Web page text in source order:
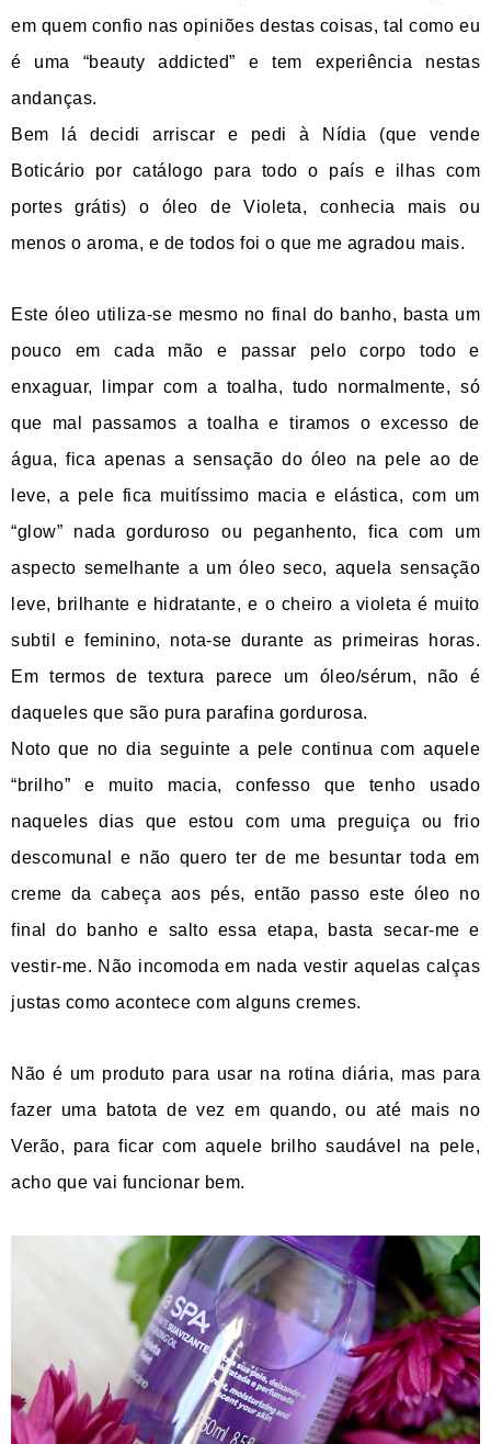
em quem confio nas opiniões destas coisas, tal como eu
é uma “beauty addicted” e tem experiência nestas
andanças.
Bem lá decidi arriscar e pedi à Nídia (que vende
Boticário por catálogo para todo o país e ilhas com
portes grátis) o óleo de Violeta, conhecia mais ou
menos o aroma, e de todos foi o que me agradou mais.
Este óleo utiliza-se mesmo no final do banho, basta um
pouco em cada mão e passar pelo corpo todo e
enxaguar, limpar com a toalha, tudo normalmente, só
que mal passamos a toalha e tiramos o excesso de
água, fica apenas a sensação do óleo na pele ao de
leve, a pele fica muitíssimo macia e elástica, com um
“glow” nada gorduroso ou peganhento, fica com um
aspecto semelhante a um óleo seco, aquela sensação
leve, brilhante e hidratante, e o cheiro a violeta é muito
subtil e feminino, nota-se durante as primeiras horas.
Em termos de textura parece um óleo/sérum, não é
daqueles que são pura parafina gordurosa.
Noto que no dia seguinte a pele continua com aquele
“brilho” e muito macia, confesso que tenho usado
naqueles dias que estou com uma preguiça ou frio
descomunal e não quero ter de me besuntar toda em
creme da cabeça aos pés, então passo este óleo no
final do banho e salto essa etapa, basta secar-me e
vestir-me. Não incomoda em nada vestir aquelas calças
justas como acontece com alguns cremes.
Não é um produto para usar na rotina diária, mas para
fazer uma batota de vez em quando, ou até mais no
Verão, para ficar com aquele brilho saudável na pele,
acho que vai funcionar bem.